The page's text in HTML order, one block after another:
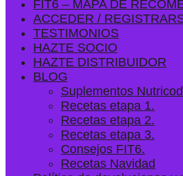
FIT6 – MAPA DE
ACCEDER /
TESTIMONIOS
HAZTE SOCIO
HAZTE DISTRIBUIDOR
BLOG
Suplementos
Recetas etapa 1.
Recetas etapa 2.
Recetas etapa 3.
Consejos FIT6.
Recetas Navidad